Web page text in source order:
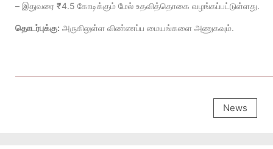
– இதுவரை ₹4.5 கோடிக்கும் மேல் உதவித்தொகை வழங்கப்பட்டுள்ளது.
தொடர்புக்கு: அருகிலுள்ள விண்ணப்ப மையங்களை அணுகவும்.
News